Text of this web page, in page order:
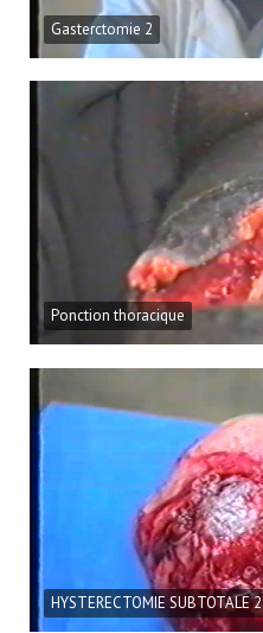
Gasterctomie 2
Ponction thoracique
HYSTERECTOMIE SUBTOTALE 2